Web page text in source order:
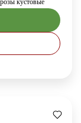
кустовые